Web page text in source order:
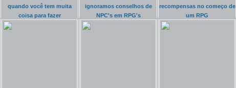
quando você tem muita
coisa para fazer
ignoramos conselhos de
NPC's em RPG's
recompensas no começo de
um RPG